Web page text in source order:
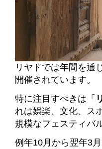
リヤドでは年間を通
開催されています。
特に注目すべきは「
れは娯楽、文化、ス
規模なフェスティバ
例年10月から翌年3